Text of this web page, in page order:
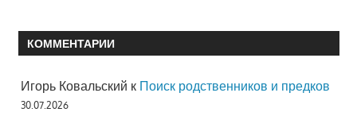
КОММЕНТАРИИ
Игорь Ковальский к Поиск родственников и предков
30.07.2026